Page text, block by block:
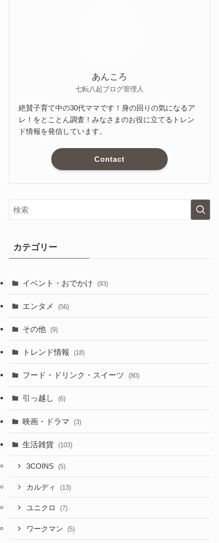
あんころ
七転八起ブログ管理人
絶賛子育て中の30代ママです！身の回りの気になるア
レ！をとことん調査！みなさまのお役に立てるトレン
ド情報を発信しています。
Contact
カテゴリー
イベント・おでかけ (93)
エンタメ (56)
その他 (9)
トレンド情報 (18)
フード・ドリンク・スイーツ (80)
引っ越し (6)
映画・ドラマ (3)
生活雑貨 (103)
3COINS (5)
カルディ (13)
ユニクロ (7)
ワークマン (5)